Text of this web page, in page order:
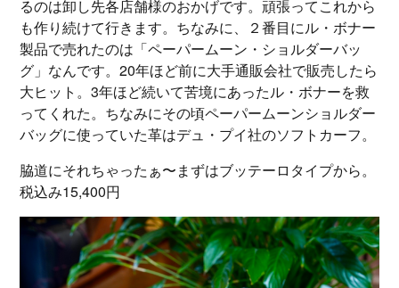
るのは卸し先各店舗様のおかげです。頑張ってこれから
も作り続けて行きます。ちなみに、２番目にル・ボナー
製品で売れたのは「ペーパームーン・ショルダーバッ
グ」なんです。20年ほど前に大手通販会社で販売したら
大ヒット。3年ほど続いて苦境にあったル・ボナーを救
ってくれた。ちなみにその頃ペーパームーンショルダー
バッグに使っていた革はデュ・プイ社のソフトカーフ。
脇道にそれちゃったぁ〜まずはブッテーロタイプから。
税込み15,400円